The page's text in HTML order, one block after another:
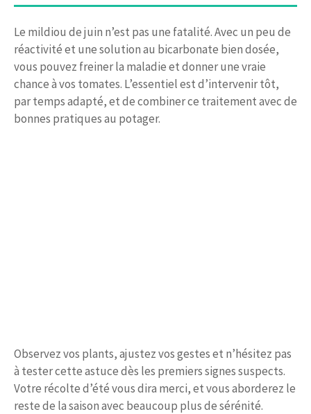
Le mildiou de juin n’est pas une fatalité. Avec un peu de
réactivité et une solution au bicarbonate bien dosée,
vous pouvez freiner la maladie et donner une vraie
chance à vos tomates. L’essentiel est d’intervenir tôt,
par temps adapté, et de combiner ce traitement avec de
bonnes pratiques au potager.
Observez vos plants, ajustez vos gestes et n’hésitez pas
à tester cette astuce dès les premiers signes suspects.
Votre récolte d’été vous dira merci, et vous aborderez le
reste de la saison avec beaucoup plus de sérénité.